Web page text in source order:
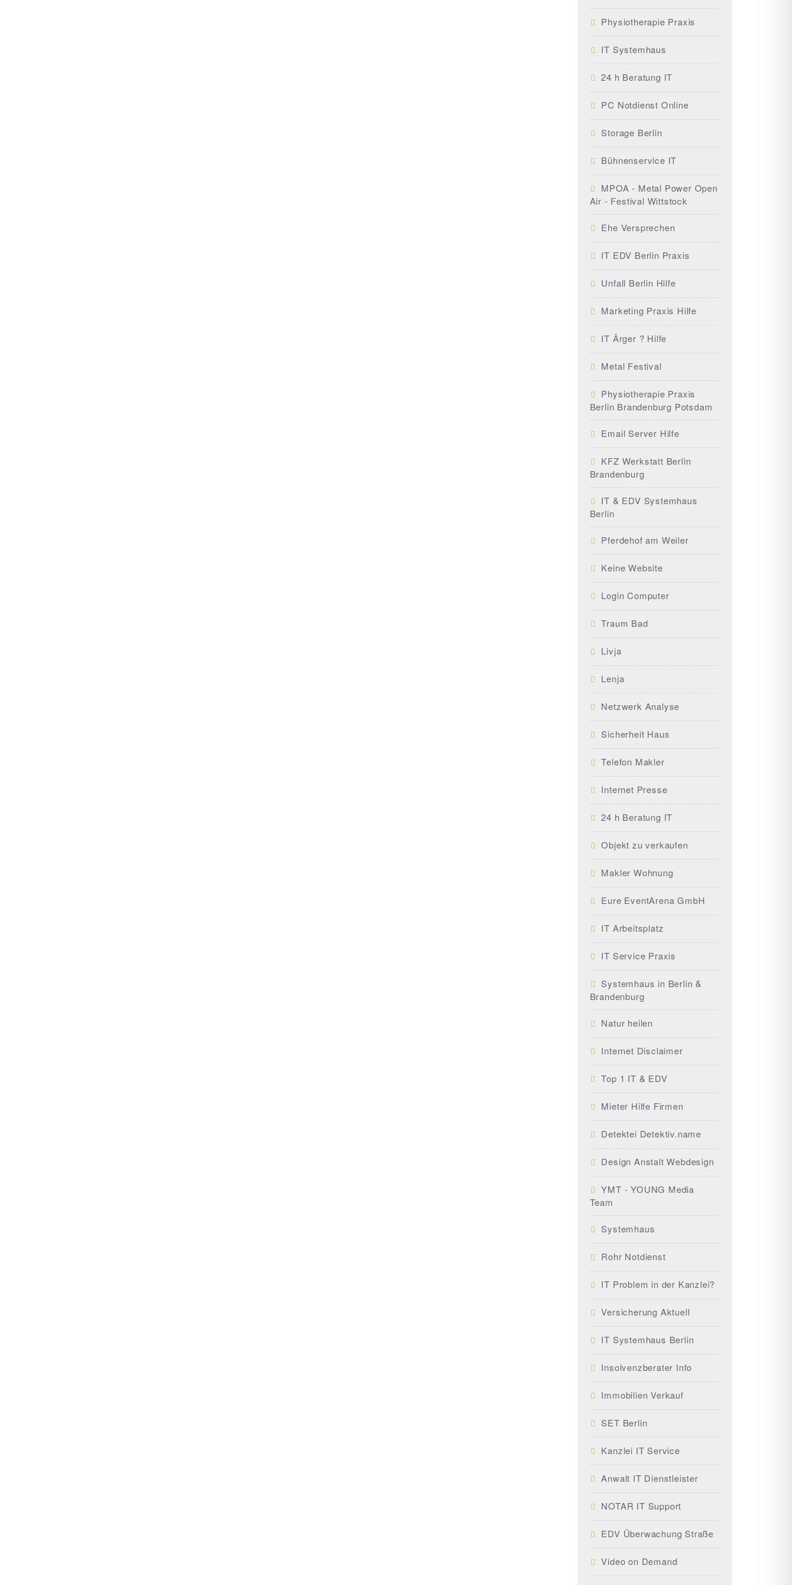
Physiotherapie Praxis
IT Systemhaus
24 h Beratung IT
PC Notdienst Online
Storage Berlin
Bühnenservice IT
MPOA - Metal Power Open
Air - Festival Wittstock
Ehe Versprechen
IT EDV Berlin Praxis
Unfall Berlin Hilfe
Marketing Praxis Hilfe
IT Ärger ? Hilfe
Metal Festival
Physiotherapie Praxis
Berlin Brandenburg Potsdam
Email Server Hilfe
KFZ Werkstatt Berlin
Brandenburg
IT & EDV Systemhaus
Berlin
Pferdehof am Weiler
Keine Website
Login Computer
Traum Bad
Livja
Lenja
Netzwerk Analyse
Sicherheit Haus
Telefon Makler
Internet Presse
24 h Beratung IT
Objekt zu verkaufen
Makler Wohnung
Eure EventArena GmbH
IT Arbeitsplatz
IT Service Praxis
Systemhaus in Berlin &
Brandenburg
Natur heilen
Internet Disclaimer
Top 1 IT & EDV
Mieter Hilfe Firmen
Detektei Detektiv.name
Design Anstalt Webdesign
YMT - YOUNG Media
Team
Systemhaus
Rohr Notdienst
IT Problem in der Kanzlei?
Versicherung Aktuell
IT Systemhaus Berlin
Insolvenzberater Info
Immobilien Verkauf
SET Berlin
Kanzlei IT Service
Anwalt IT Dienstleister
NOTAR IT Support
EDV Überwachung Straße
Video on Demand